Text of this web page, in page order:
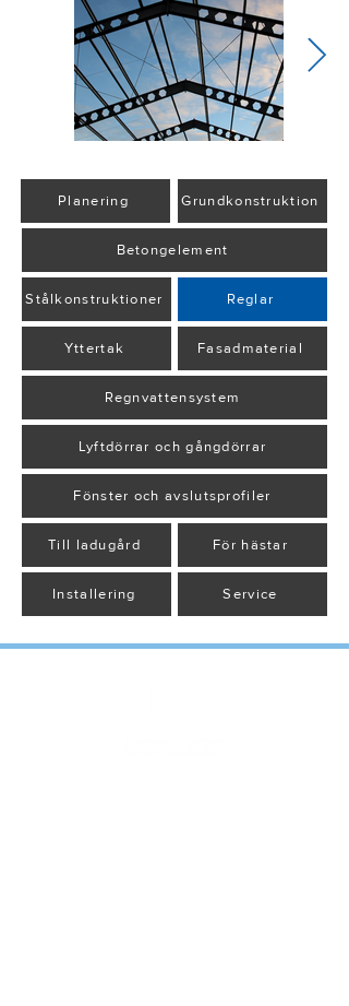
Planering Grundkonstruktion
Betongelement
Stålkonstruktioner Reglar
Yttertak Fasadmaterial
Regnvattensystem
Lyftdörrar och gångdörrar
Fönster och avslutsprofiler
Till ladugård För hästar
Installering Service